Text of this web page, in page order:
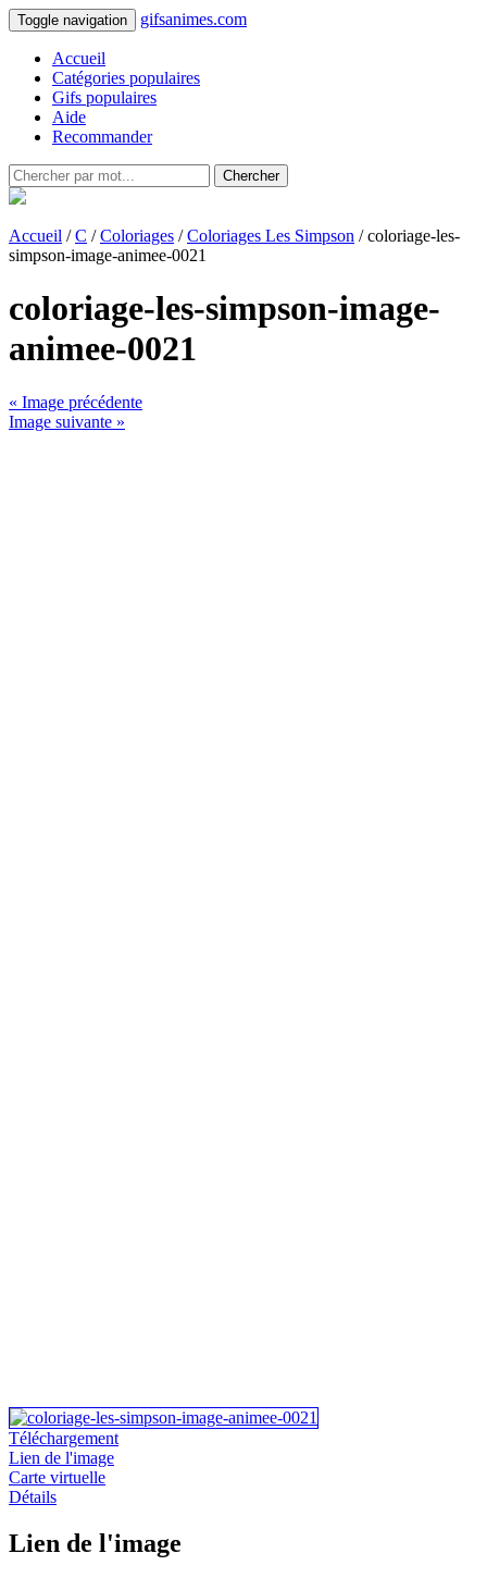
Toggle navigation gifsanimes.com
Accueil
Catégories populaires
Gifs populaires
Aide
Recommander
Chercher
Accueil /C /Coloriages /Coloriages Les Simpson / coloriage-les-
simpson-image-animee-0021
coloriage-les-simpson-image-
animee-0021
« Image précédente
Image suivante »
Téléchargement
Lien de l'image
Carte virtuelle
Détails
Lien de l'image